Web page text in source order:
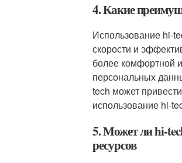
4. Какие
Использование hi-
скорости и
более комфортной и
персональных
tech может
использование hi-
5. Может ли hi-
ресурсов